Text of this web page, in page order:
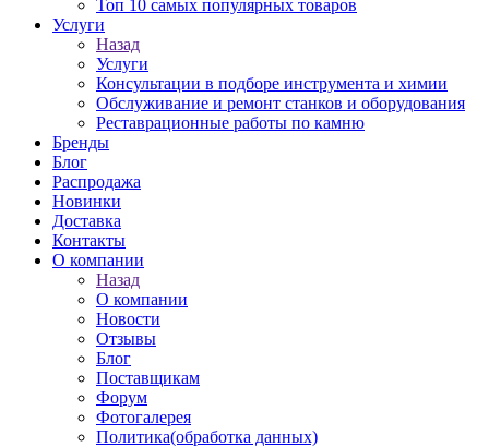
Топ 10 самых популярных товаров
Услуги
Назад
Услуги
Консультации в подборе инструмента и химии
Обслуживание и ремонт станков и оборудования
Реставрационные работы по камню
Бренды
Блог
Распродажа
Новинки
Доставка
Контакты
О компании
Назад
О компании
Новости
Отзывы
Блог
Поставщикам
Форум
Фотогалерея
Политика(обработка данных)